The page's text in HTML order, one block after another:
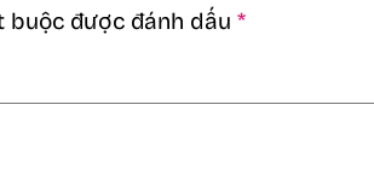
buộc được đánh dấu *